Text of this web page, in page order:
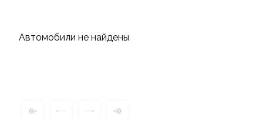
Автомобили не найдены